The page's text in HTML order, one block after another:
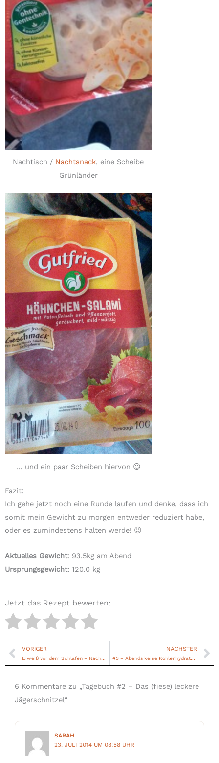
Nachtisch / Nachtsnack, eine Scheibe
Grünländer
… und ein paar Scheiben hiervon 😉
Fazit:
Ich gehe jetzt noch eine Runde laufen und denke, dass ich
somit mein Gewicht zu morgen entweder reduziert habe,
oder es zumindestens halten werde! 😉
Aktuelles Gewicht: 93.5kg am Abend
Ursprungsgewicht: 120.0 kg
Jetzt das Rezept bewerten:
Zurück
VORIGER
Eiweiß vor dem Schlafen – Nachtsnack als Fettverbrennungsverstärker
NÄCHSTER
#3 – Abends keine Kohlenhydrate sondern Eiweiß zum Abnehmen!
6 Kommentare zu „Tagebuch #2 – Das (fiese) leckere
Jägerschnitzel“
SARAH
23. JULI 2014 UM 08:58 UHR